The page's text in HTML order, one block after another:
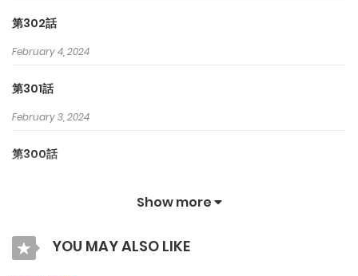
第302話
February 4, 2024
第301話
February 3, 2024
第300話
January 28, 2024
Show more
YOU MAY ALSO LIKE